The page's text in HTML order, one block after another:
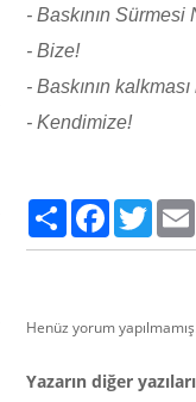
- Baskının Sürmesi
- Bize!
- Baskının
- Kendimize!
Paylaş Facebook
Henüz yorum
Yazarın diğer yazıları